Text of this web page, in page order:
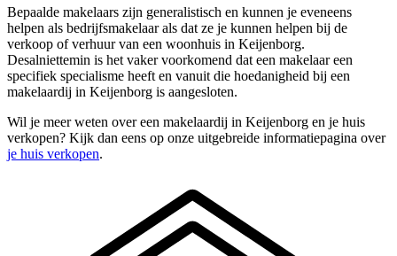
Bepaalde makelaars zijn generalistisch en kunnen je eveneens
helpen als bedrijfsmakelaar als dat ze je kunnen helpen bij de
verkoop of verhuur van een woonhuis in Keijenborg.
Desalniettemin is het vaker voorkomend dat een makelaar een
specifiek specialisme heeft en vanuit die hoedanigheid bij een
makelaardij in Keijenborg is aangesloten.
Wil je meer weten over een makelaardij in Keijenborg en je huis
verkopen? Kijk dan eens op onze uitgebreide informatiepagina over
je huis verkopen.